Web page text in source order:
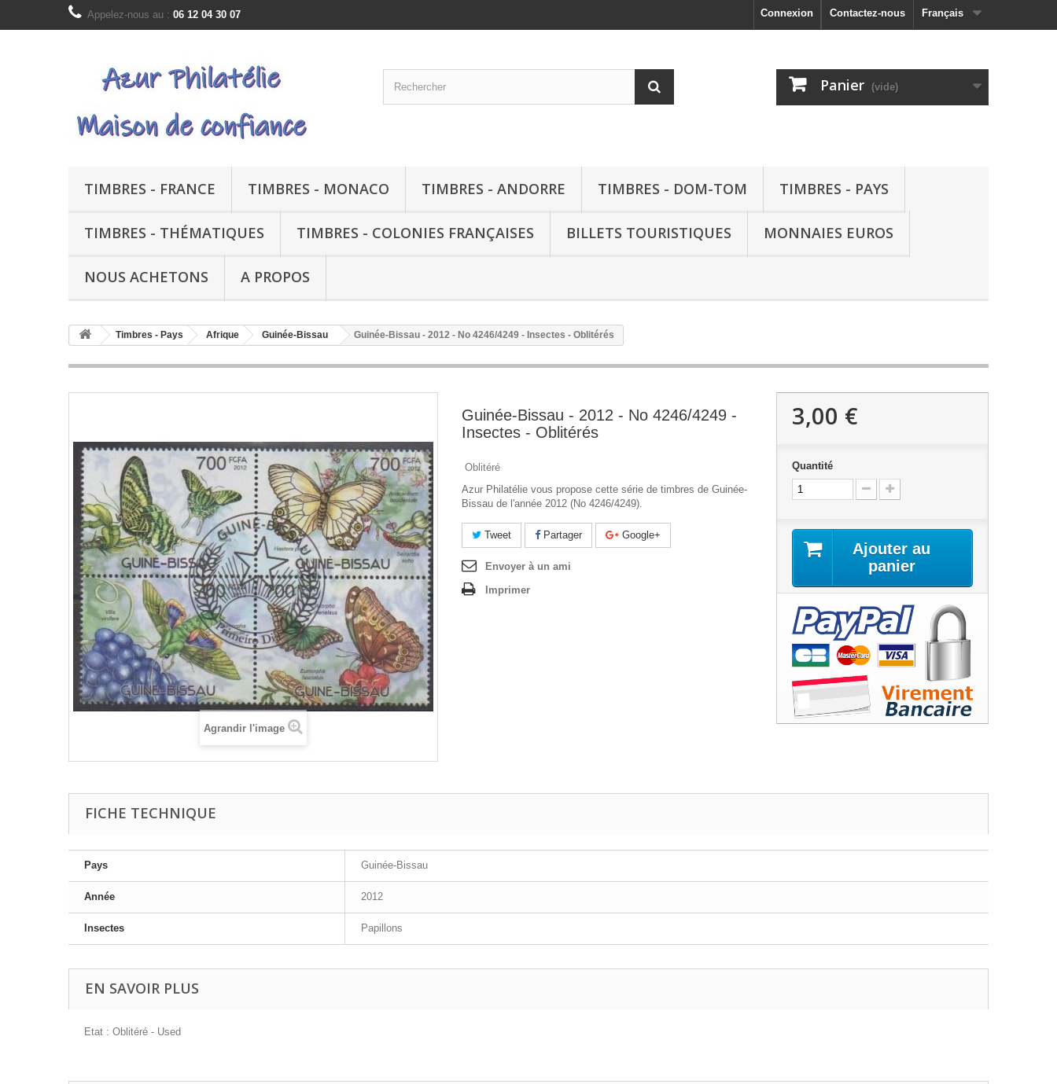
Français
Contactez-nous
Appelez-nous au : 06 12 04 30 07 Connexion
Panier (vide)
TIMBRES - FRANCE TIMBRES - MONACO TIMBRES - ANDORRE TIMBRES - DOM-TOM TIMBRES - PAYS
TIMBRES - THÉMATIQUES TIMBRES - COLONIES FRANÇAISES BILLETS TOURISTIQUES MONNAIES EUROS
NOUS ACHETONS A PROPOS
Timbres - Pays Afrique Guinée-Bissau Guinée-Bissau - 2012 - No 4246/4249 - Insectes - Oblitérés
Agrandir l'image
Guinée-Bissau - 2012 - No 4246/4249 -
Insectes - Oblitérés
Oblitéré
Azur Philatélie vous propose cette série de timbres de Guinée-
Bissau de l'année 2012 (No 4246/4249).
Tweet Partager Google+
Envoyer à un ami
Imprimer
3,00 €
Quantité
Ajouter au
panier
FICHE TECHNIQUE
Pays Guinée-Bissau
Année 2012
Insectes Papillons
EN SAVOIR PLUS
Etat : Oblitéré - Used